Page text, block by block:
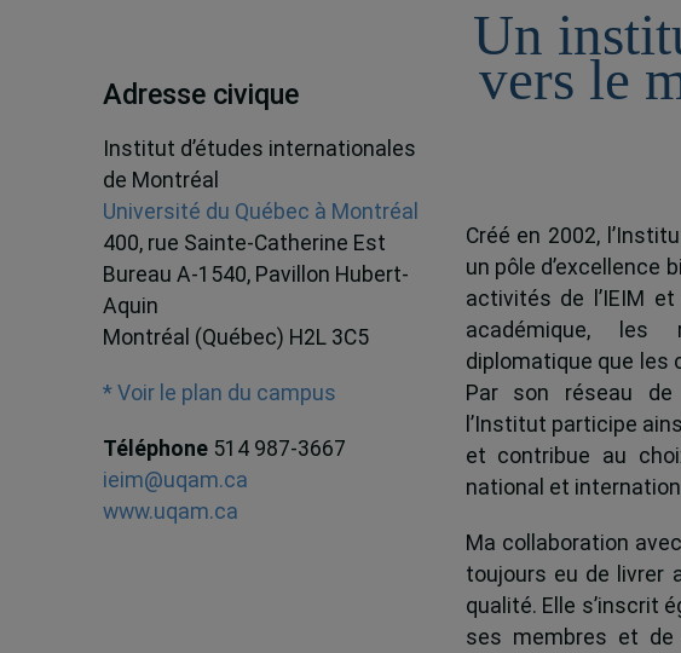
Adresse civique
Institut d’études internationales
de Montréal
Université du Québec à Montréal
400, rue Sainte-Catherine Est
Bureau A-1540, Pavillon Hubert-
Aquin
Montréal (Québec) H2L 3C5
* Voir le plan du campus
Téléphone 514 987-3667
ieim@uqam.ca
www.uqam.ca
Un
vers le
Créé en 2002,
un pôle d’excellence
activités de l’IEIM
académique, les
diplomatique que les
Par son réseau de
l’Institut participe
et contribue au
national et
Ma collaboration
toujours eu de livrer
qualité. Elle s’inscrit
ses membres et